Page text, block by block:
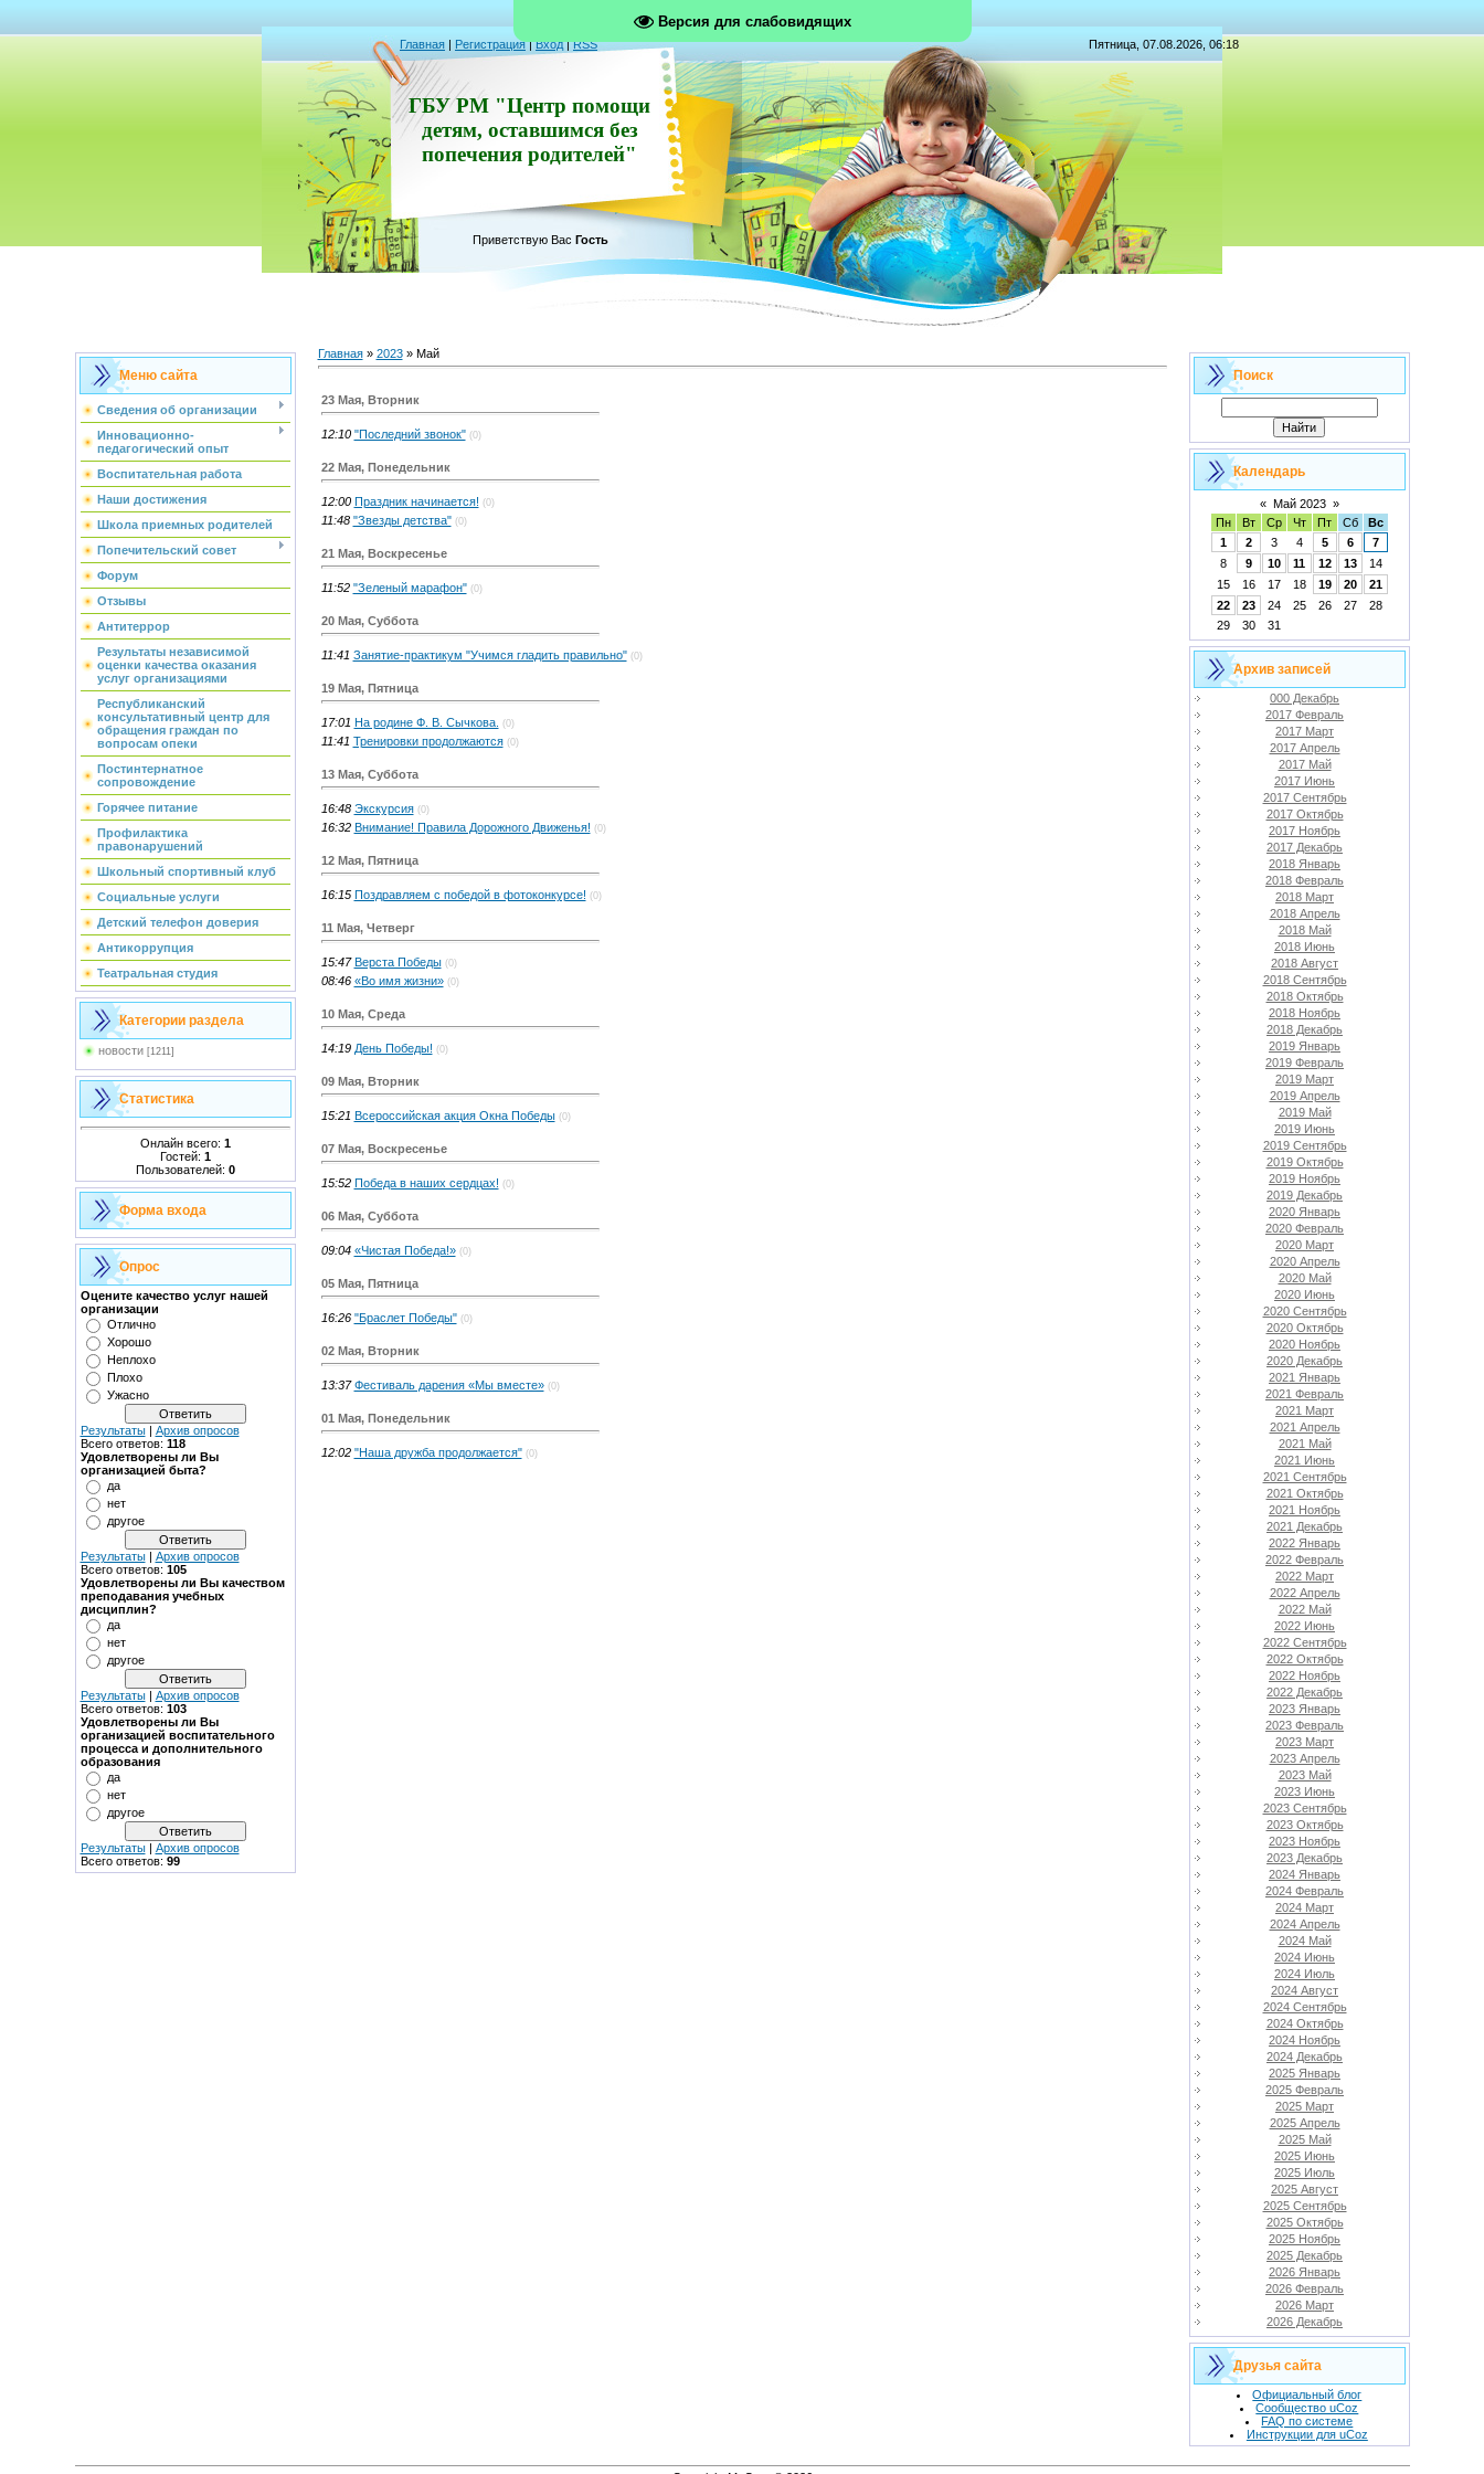
Версия для слабовидящих
Главная | Регистрация|Вход|RSS Пятница, 07.08.2026, 06:18
ГБУ РМ "Центр помощи
детям, оставшимся без
попечения родителей"
Приветствую Вас Гость
Меню сайта
Сведения об организации
Инновационно-
педагогический опыт
Воспитательная работа
Наши достижения
Школа приемных родителей
Попечительский совет
Форум
Отзывы
Антитеррор
Результаты независимой
оценки качества оказания
услуг организациями
Республиканский
консультативный центр для
обращения граждан по
вопросам опеки
Постинтернатное
сопровождение
Горячее питание
Профилактика
правонарушений
Школьный спортивный клуб
Социальные услуги
Детский телефон доверия
Антикоррупция
Театральная студия
Категории раздела
новости [1211]
Статистика
Онлайн всего: 1
Гостей: 1
Пользователей: 0
Форма входа
Опрос
Оцените качество услуг нашей
организации
Отлично
Хорошо
Неплохо
Плохо
Ужасно
Результаты| Архив опросов
Всего ответов: 118
Удовлетворены ли Вы
организацией быта?
да
нет
другое
Результаты| Архив опросов
Всего ответов: 105
Удовлетворены ли Вы качеством
преподавания учебных
дисциплин?
да
нет
другое
Результаты| Архив опросов
Всего ответов: 103
Удовлетворены ли Вы
организацией воспитательного
процесса и дополнительного
образования
да
нет
другое
Результаты| Архив опросов
Всего ответов: 99
Главная» 2023 » Май
23 Мая, Вторник
12:10 "Последний звонок" (0)
22 Мая, Понедельник
12:00 Праздник начинается! (0)
11:48 "Звезды детства" (0)
21 Мая, Воскресенье
11:52 "Зеленый марафон" (0)
20 Мая, Суббота
11:41 Занятие-практикум "Учимся гладить правильно" (0)
19 Мая, Пятница
17:01 На родине Ф. В. Сычкова. (0)
11:41 Тренировки продолжаются (0)
13 Мая, Суббота
16:48 Экскурсия (0)
16:32 Внимание! Правила Дорожного Движенья! (0)
12 Мая, Пятница
16:15 Поздравляем с победой в фотоконкурсе! (0)
11 Мая, Четверг
15:47 Верста Победы (0)
08:46 «Во имя жизни» (0)
10 Мая, Среда
14:19 День Победы! (0)
09 Мая, Вторник
15:21 Всероссийская акция Окна Победы (0)
07 Мая, Воскресенье
15:52 Победа в наших сердцах! (0)
06 Мая, Суббота
09:04 «Чистая Победа!» (0)
05 Мая, Пятница
16:26 "Браслет Победы" (0)
02 Мая, Вторник
13:37 Фестиваль дарения «Мы вместе» (0)
01 Мая, Понедельник
12:02 "Наша дружба продолжается" (0)
Поиск
Календарь
« Май 2023 »
Пн
Вт Ср Чт Пт Сб
Вс
1
2 3 4 5 6
7
8
9 10 11 12 13
14
15
16 17 18 19 20
21
22
23 24 25 26 27
28
29
30 31
Архив записей
000 Декабрь
2017 Февраль
2017 Март
2017 Апрель
2017 Май
2017 Июнь
2017 Сентябрь
2017 Октябрь
2017 Ноябрь
2017 Декабрь
2018 Январь
2018 Февраль
2018 Март
2018 Апрель
2018 Май
2018 Июнь
2018 Август
2018 Сентябрь
2018 Октябрь
2018 Ноябрь
2018 Декабрь
2019 Январь
2019 Февраль
2019 Март
2019 Апрель
2019 Май
2019 Июнь
2019 Сентябрь
2019 Октябрь
2019 Ноябрь
2019 Декабрь
2020 Январь
2020 Февраль
2020 Март
2020 Апрель
2020 Май
2020 Июнь
2020 Сентябрь
2020 Октябрь
2020 Ноябрь
2020 Декабрь
2021 Январь
2021 Февраль
2021 Март
2021 Апрель
2021 Май
2021 Июнь
2021 Сентябрь
2021 Октябрь
2021 Ноябрь
2021 Декабрь
2022 Январь
2022 Февраль
2022 Март
2022 Апрель
2022 Май
2022 Июнь
2022 Сентябрь
2022 Октябрь
2022 Ноябрь
2022 Декабрь
2023 Январь
2023 Февраль
2023 Март
2023 Апрель
2023 Май
2023 Июнь
2023 Сентябрь
2023 Октябрь
2023 Ноябрь
2023 Декабрь
2024 Январь
2024 Февраль
2024 Март
2024 Апрель
2024 Май
2024 Июнь
2024 Июль
2024 Август
2024 Сентябрь
2024 Октябрь
2024 Ноябрь
2024 Декабрь
2025 Январь
2025 Февраль
2025 Март
2025 Апрель
2025 Май
2025 Июнь
2025 Июль
2025 Август
2025 Сентябрь
2025 Октябрь
2025 Ноябрь
2025 Декабрь
2026 Январь
2026 Февраль
2026 Март
2026 Декабрь
Друзья сайта
Официальный блог
Сообщество uCoz
FAQ по системе
Инструкции для uCoz